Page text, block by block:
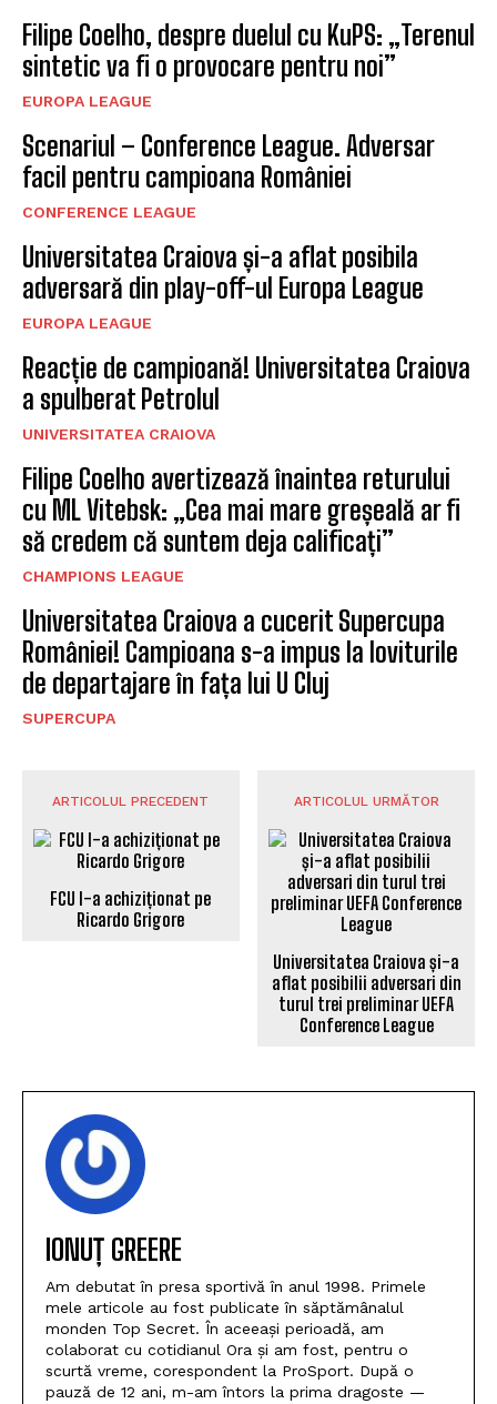
Filipe Coelho, despre duelul cu KuPS: „Terenul
sintetic va fi o provocare pentru noi”
EUROPA LEAGUE
Scenariul – Conference League. Adversar
facil pentru campioana României
CONFERENCE LEAGUE
Universitatea Craiova și-a aflat posibila
adversară din play-off-ul Europa League
EUROPA LEAGUE
Reacție de campioană! Universitatea Craiova
a spulberat Petrolul
UNIVERSITATEA CRAIOVA
Filipe Coelho avertizează înaintea returului
cu ML Vitebsk: „Cea mai mare greșeală ar fi
să credem că suntem deja calificați”
CHAMPIONS LEAGUE
Universitatea Craiova a cucerit Supercupa
României! Campioana s-a impus la loviturile
de departajare în fața lui U Cluj
SUPERCUPA
ARTICOLUL PRECEDENT
FCU l-a achiziționat pe
Ricardo Grigore
ARTICOLUL URMĂTOR
Universitatea Craiova și-a
aflat posibilii adversari din
turul trei preliminar UEFA
Conference League
IONUȚ GREERE
Am debutat în presa sportivă în anul 1998. Primele
monden Top Secret. În aceeași perioadă, am
colaborat cu cotidianul Ora și am fost, pentru o
scurtă vreme, corespondent la ProSport. După o
pauză de 12 ani, m-am întors la prima dragoste —
jurnalismul sportiv. Publicația online
www.sportuldoljean.ro a apărut din dorința de a
aduce în casele dumneavoastră cele mai proaspete
informații despre performanțele sportivilor doljeni.